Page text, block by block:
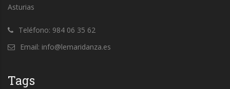
Asturias
Teléfono: 984 06 35 62
Email: info@lemaridanza.es
Tags